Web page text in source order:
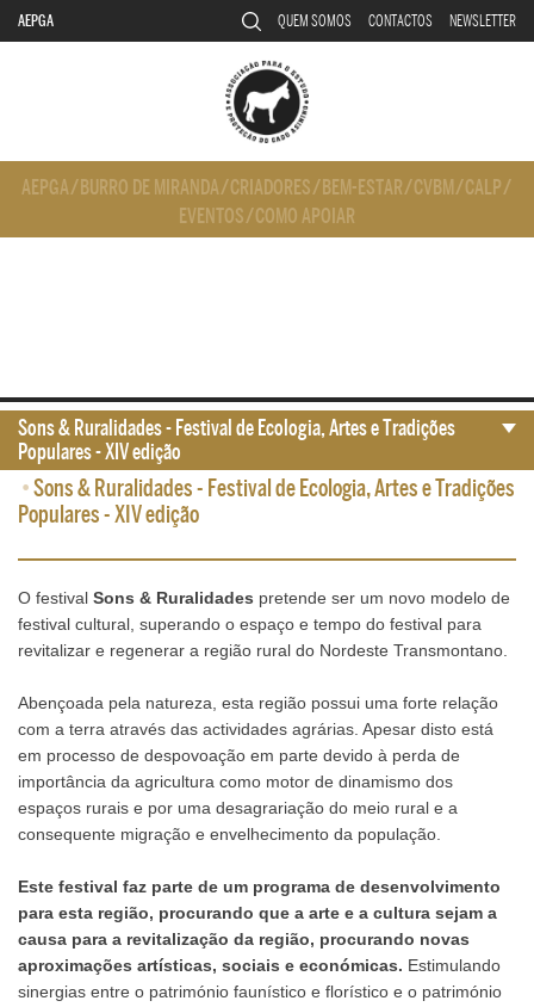
AEPGA QUEM SOMOS CONTACTOS NEWSLETTER
AEPGA/ BURRO DE MIRANDA/CRIADORES/ BEM-ESTAR/CVBM/CALP/
EVENTOS/COMO APOIAR
•Sons & Ruralidades - Festival de Ecologia, Artes e Tradições
Populares - XIV edição
O festival Sons & Ruralidades pretende ser um novo modelo de
festival cultural, superando o espaço e tempo do festival para
revitalizar e regenerar a região rural do Nordeste Transmontano.
Abençoada pela natureza, esta região possui uma forte relação
com a terra através das actividades agrárias. Apesar disto está
em processo de despovoação em parte devido à perda de
importância da agricultura como motor de dinamismo dos
espaços rurais e por uma desagrariação do meio rural e a
consequente migração e envelhecimento da população.
Este festival faz parte de um programa de desenvolvimento
para esta região, procurando que a arte e a cultura sejam a
causa para a revitalização da região, procurando novas
aproximações artísticas, sociais e económicas. Estimulando
sinergias entre o património faunístico e florístico e o património
Sons & Ruralidades - Festival de Ecologia, Artes e Tradições
Populares - XIV edição